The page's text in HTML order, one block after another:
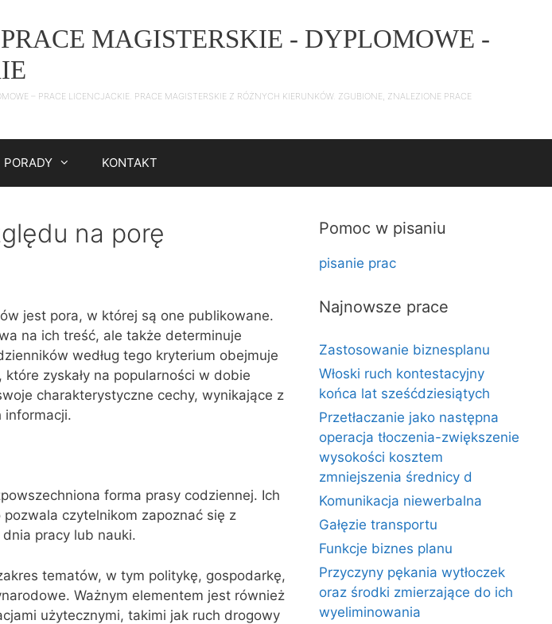
MAGISTERSKIE - DYPLOMOWE -
– PRACE LICENCJACKIE. PRACE MAGISTERSKIE Z RÓŻNYCH KIERUNKÓW. ZGUBIONE, ZNALEZIONE PRACE
PORADY KONTAKT
na porę
jest pora, w której są one publikowane.
na ich treść, ale także determinuje
według tego kryterium obejmuje
zyskały na popularności w dobie
charakterystyczne cechy, wynikające z
informacji.
forma prasy codziennej. Ich
czytelnikom zapoznać się z
pracy lub nauki.
tematów, w tym politykę, gospodarkę,
Ważnym elementem jest również
użytecznymi, takimi jak ruch drogowy
Pomoc w pisaniu
pisanie prac
Najnowsze prace
Zastosowanie biznesplanu
Włoski ruch kontestacyjny
końca lat sześćdziesiątych
Przetłaczanie jako następna
operacja tłoczenia-zwiększenie
wysokości kosztem
zmniejszenia średnicy d
Komunikacja niewerbalna
Gałęzie transportu
Funkcje biznes planu
Przyczyny pękania wytłoczek
oraz środki zmierzające do ich
wyeliminowania